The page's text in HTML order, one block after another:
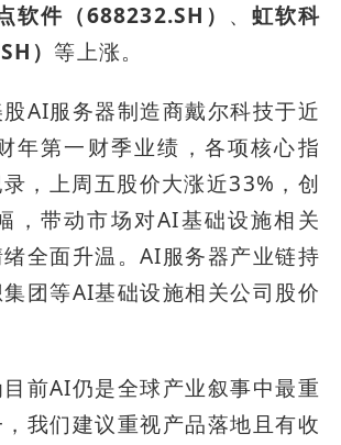
软件（688232.SH） 、 虹软科
）等上涨。
AI服务器制造商戴尔科技于近
年第一财季业绩，各项核心指
，上周五股价大涨近33%，创
，带动市场对AI基础设施相关
全面升温。AI服务器产业链持
团等AI基础设施相关公司股价
前AI仍是全球产业叙事中最重
我们建议重视产品落地且有收